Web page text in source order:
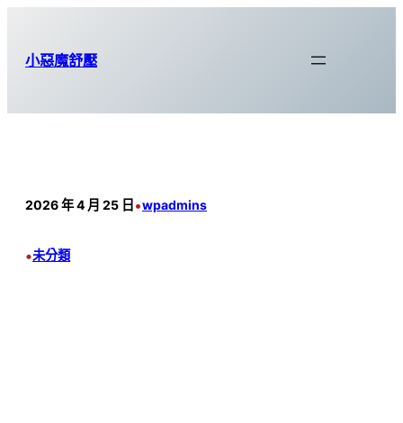
小惡魔舒壓
2026 年 4 月 25 日 •wpadmins
•未分類